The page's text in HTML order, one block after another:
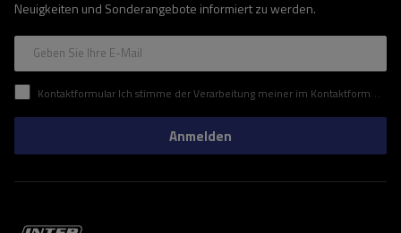
Neuigkeiten und Sonderangebote informiert zu werden.
Geben Sie Ihre E-Mail
Kontaktformular Ich stimme der Verarbeitung meiner im Kontaktformular enthaltenen personenbezogenen Daten gemäß der Verordnung (EU) des Europäischen Parlaments und des Rates zu.
Anmelden